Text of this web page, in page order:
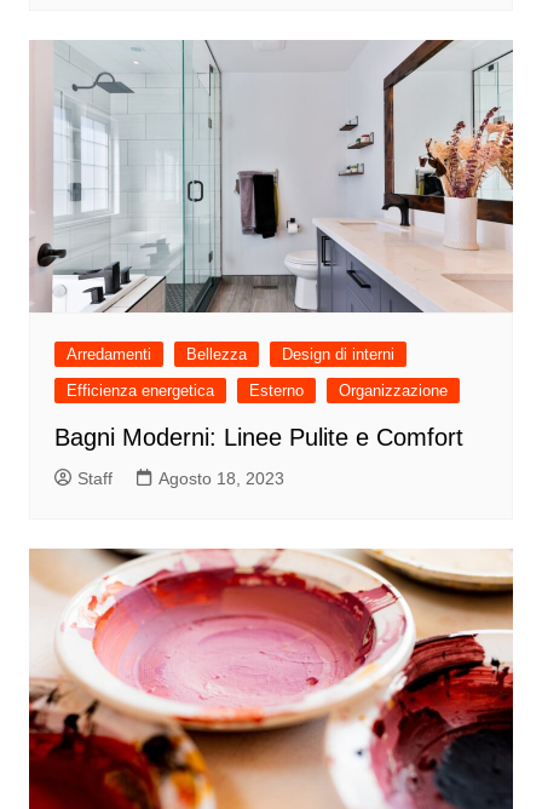
Arredamenti Bellezza
Design di interni
Efficienza energetica
Esterno Organizzazione
Bagni Moderni: Linee Pulite e Comfort
Staff Agosto 18, 2023